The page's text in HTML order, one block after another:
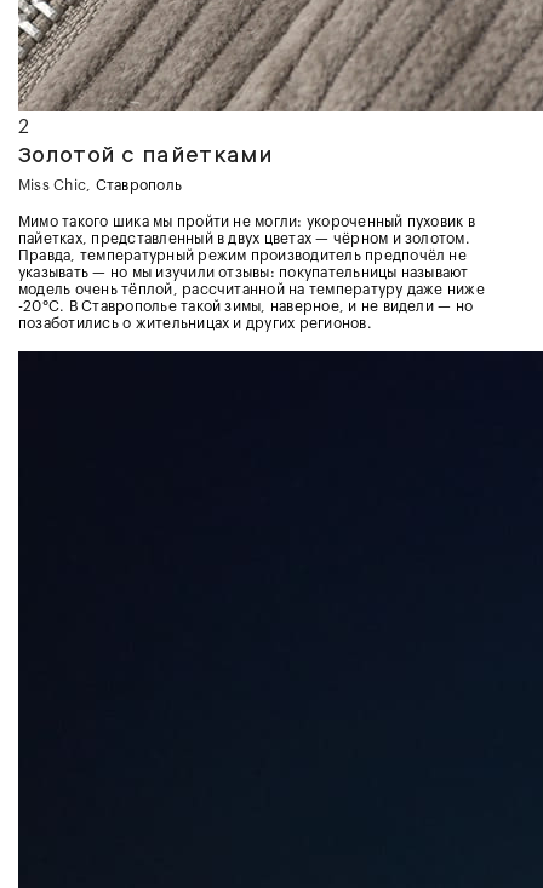
2
Золотой с пайетками
Miss Chic , Ставрополь
Мимо такого шика мы пройти не могли: укороченный пуховик в
пайетках, представленный в двух цветах — чёрном и золотом.
Правда, температурный режим производитель предпочёл не
указывать — но мы изучили отзывы: покупательницы называют
модель очень тёплой, рассчитанной на температуру даже ниже
-20°С. В Ставрополье такой зимы, наверное, и не видели — но
позаботились о жительницах и других регионов.